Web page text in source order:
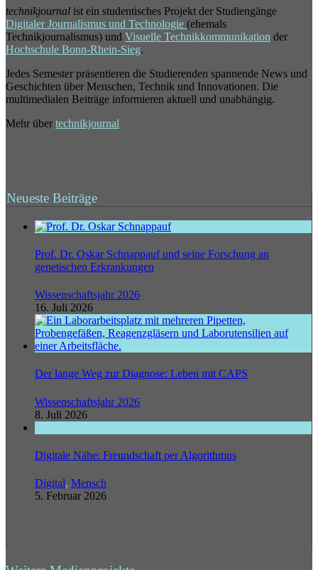
technikjournal ist ein studentisches Projekt der Studiengänge
Digitaler Journalismus und Technologie (ehemals
Technikjournalismus) und Visuelle Technikkommunikation der
Hochschule Bonn-Rhein-Sieg.
Jedes Semester präsentieren die Studierenden spannende News und
Geschichten über Menschen, Technik und Innovationen. Die
multimedialen Beiträge informieren aktuell und unabhängig.
Mehr über technikjournal
Neueste Beiträge
Prof. Dr. Oskar Schnappauf und seine Forschung an
genetischen Erkrankungen
Wissenschaftsjahr 2026
16. Juli 2026
Der lange Weg zur Diagnose: Leben mit CAPS
Wissenschaftsjahr 2026
8. Juli 2026
Digitale Nähe: Freundschaft per Algorithmus
Digital, Mensch
5. Februar 2026